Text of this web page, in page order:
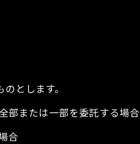
とします。
部または一部を委託する場合
合